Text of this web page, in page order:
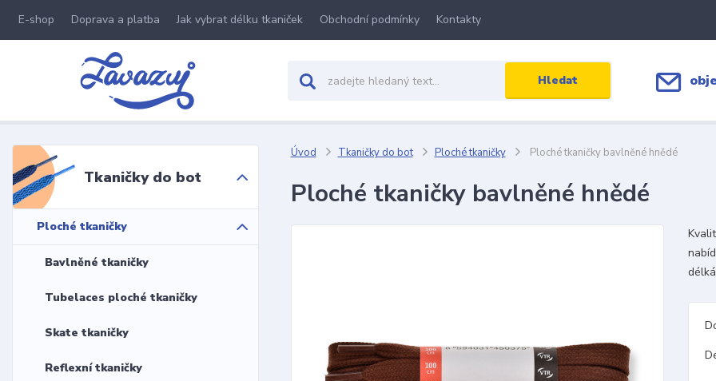
E-shop Doprava a platba Jak vybrat délku tkaniček Obchodní podmínky Kontakty
Hledat
Tkaničky do bot
Ploché tkaničky
Bavlněné tkaničky
Tubelaces ploché tkaničky
Skate tkaničky
Reflexní tkaničky
Úvod Tkaničky do bot Ploché tkaničky Ploché tkaničky bavlněné hnědé
Ploché tkaničky bavlněné hnědé